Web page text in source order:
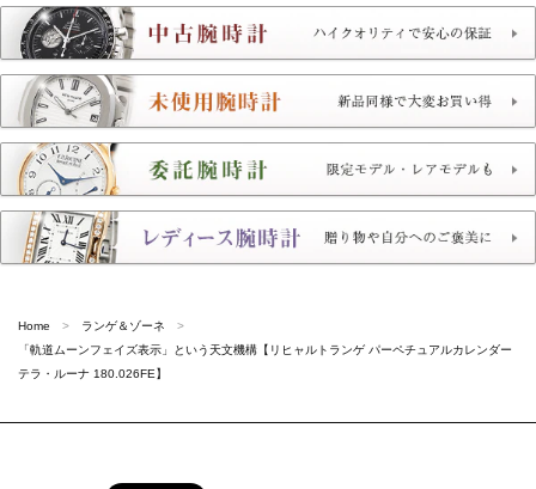
Home
ランゲ＆ゾーネ
「軌道ムーンフェイズ表示」という天文機構【リヒャルトランゲ パーペチュアルカレンダー
テラ・ルーナ 180.026FE】